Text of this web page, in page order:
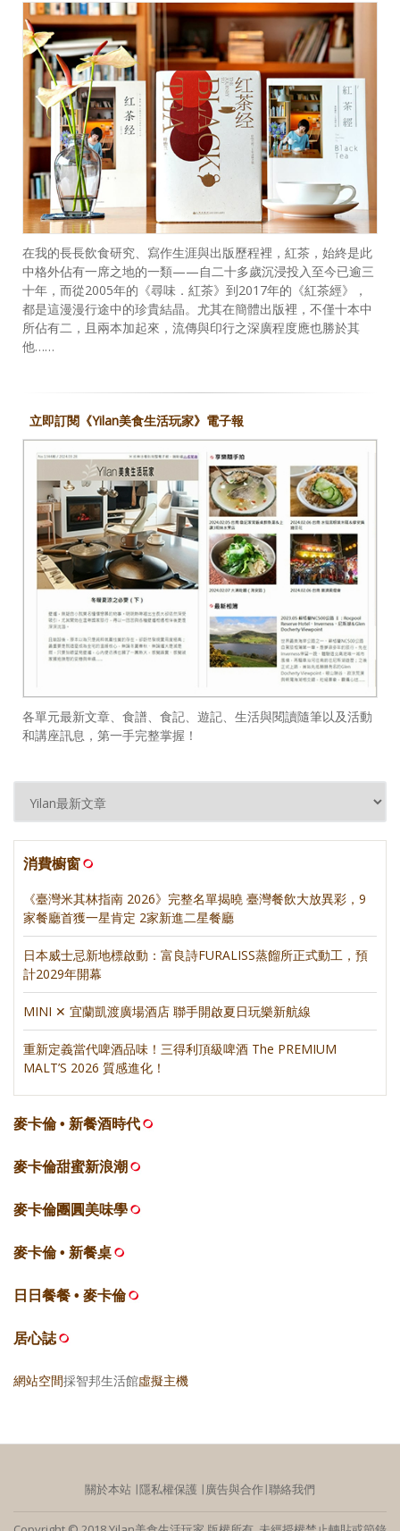
在我的長長飲食研究、寫作生涯與出版歷程裡，紅茶，始終是此
中格外佔有一席之地的一類——自二十多歲沉浸投入至今已逾三
十年，而從2005年的《尋味．紅茶》到2017年的《紅茶經》，
都是這漫漫行途中的珍貴結晶。尤其在簡體出版裡，不僅十本中
所佔有二，且兩本加起來，流傳與印行之深廣程度應也勝於其
他……
立即訂閱《Yilan美食生活玩家》電子報
各單元最新文章、食譜、食記、遊記、生活與閱讀隨筆以及活動
和講座訊息，第一手完整掌握！
消費櫥窗
《臺灣米其林指南 2026》完整名單揭曉 臺灣餐飲大放異彩，9
家餐廳首獲一星肯定 2家新進二星餐廳
日本威士忌新地標啟動：富良詩FURALISS蒸餾所正式動工，預
計2029年開幕
MINI ✕ 宜蘭凱渡廣場酒店 聯手開啟夏日玩樂新航線
重新定義當代啤酒品味！三得利頂級啤酒 The PREMIUM
MALT’S 2026 質感進化！
麥卡倫 • 新餐酒時代
麥卡倫甜蜜新浪潮
麥卡倫團圓美味學
麥卡倫 • 新餐桌
日日餐餐 • 麥卡倫
居心誌
網站空間採智邦生活館虛擬主機
關於本站 ∣隱私權保護 ∣廣告與合作∣聯絡我們